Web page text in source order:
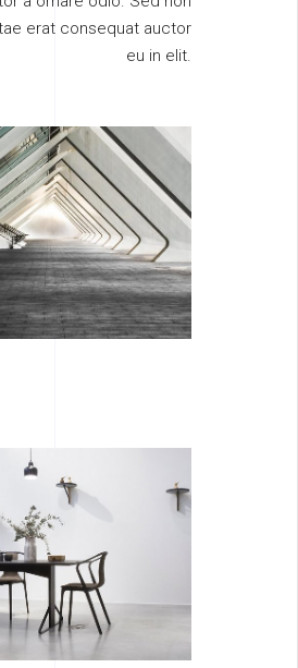
erat consequat auctor
eu in elit.